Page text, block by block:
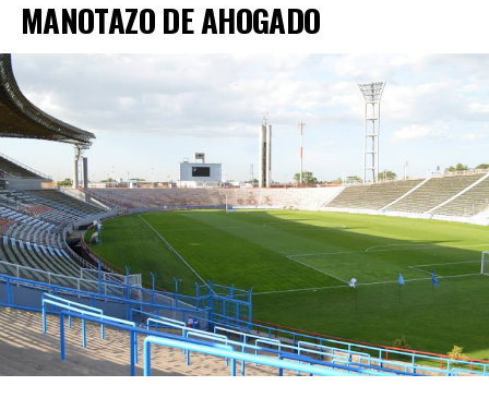
MANOTAZO DE AHOGADO